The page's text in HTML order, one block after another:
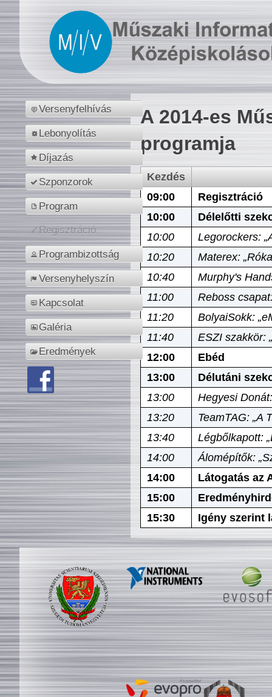
Versenyfelhívás
Lebonyolítás
Díjazás
Szponzorok
Program
Regisztráció
Programbizottság
Versenyhelyszín
Kapcsolat
Galéria
Eredmények
A 2014-es
programja
Kezdés
09:00
Regisztráció
10:00
Délelőtti
10:00
Legorockers:
10:20
Materex:
10:40
Murphy's
11:00
Reboss
11:20
BolyaiSokk:
11:40
ESZI szakkör:
12:00
Ebéd
13:00
Délutáni
13:00
Hegyesi
13:20
TeamTAG: „A
13:40
Légbőlkapott:
14:00
Álomépítők:
14:00
Látogatás az
15:00
15:30
Igény szerint